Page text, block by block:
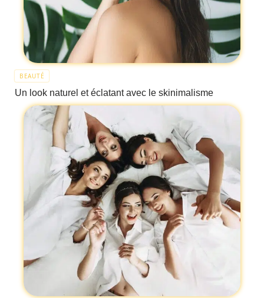
BEAUTÉ
Un look naturel et éclatant avec le skinimalisme